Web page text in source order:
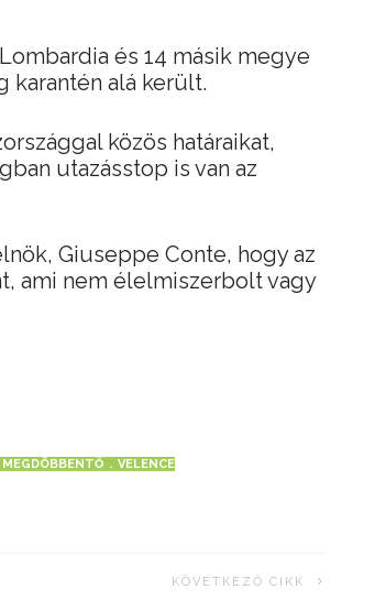
és 14 másik megye
karantén alá került.
közös határaikat,
utazásstop is van az
Giuseppe Conte, hogy az
ami nem élelmiszerbolt vagy
MEGDÖBBENTŐ VELENCE
KÖVETKEZŐ CIKK